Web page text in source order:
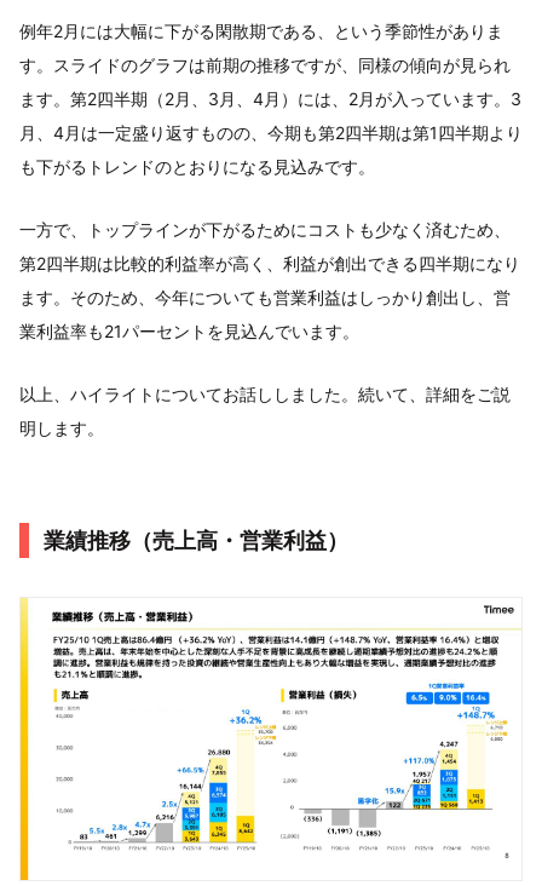
例年2月には大幅に下がる閑散期である、という季節性がありま
す。スライドのグラフは前期の推移ですが、同様の傾向が見られ
ます。第2四半期（2月、3月、4月）には、2月が入っています。3
月、4月は一定盛り返すものの、今期も第2四半期は第1四半期より
も下がるトレンドのとおりになる見込みです。
一方で、トップラインが下がるためにコストも少なく済むため、
第2四半期は比較的利益率が高く、利益が創出できる四半期になり
ます。そのため、今年についても営業利益はしっかり創出し、営
業利益率も21パーセントを見込んでいます。
以上、ハイライトについてお話ししました。続いて、詳細をご説
明します。
業績推移（売上高・営業利益）